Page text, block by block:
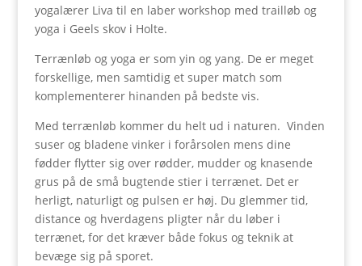
yogalærer Liva til en laber workshop med trailløb og
yoga i Geels skov i Holte.
Terrænløb og yoga er som yin og yang. De er meget
forskellige, men samtidig et super match som
komplementerer hinanden på bedste vis.
Med terrænløb kommer du helt ud i naturen. Vinden
suser og bladene vinker i forårsolen mens dine
fødder flytter sig over rødder, mudder og knasende
grus på de små bugtende stier i terrænet. Det er
herligt, naturligt og pulsen er høj. Du glemmer tid,
distance og hverdagens pligter når du løber i
terrænet, for det kræver både fokus og teknik at
bevæge sig på sporet.